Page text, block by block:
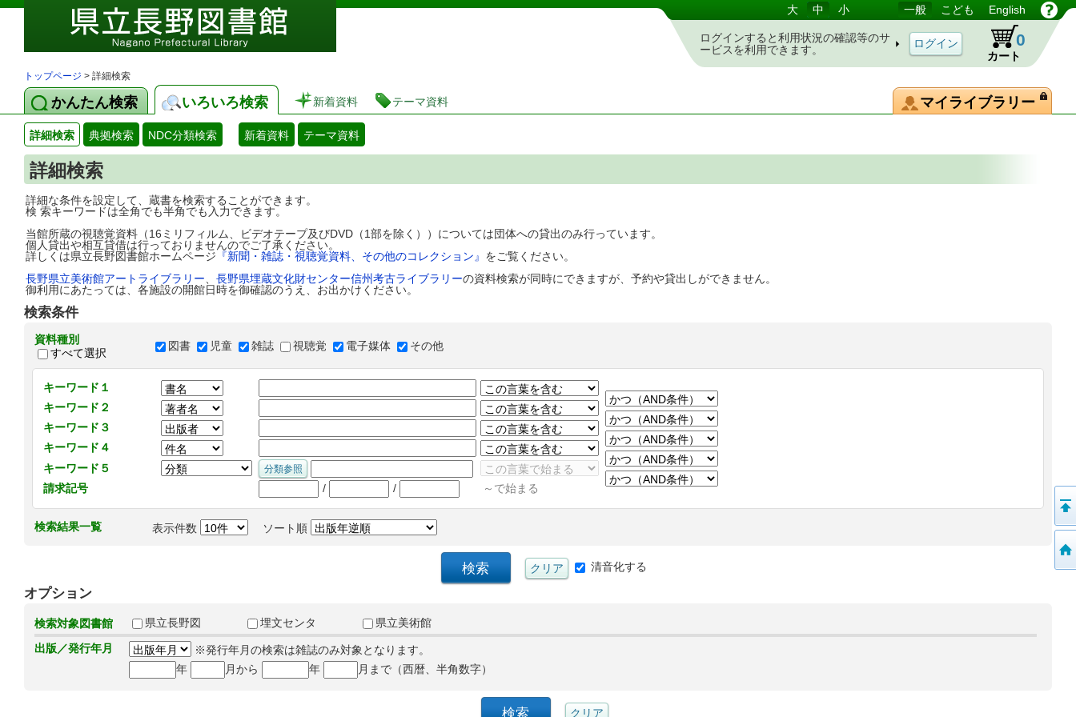
図書館 蔵書検索・予約システム 大 中 小 一般 こども English
ログインすると利用状況の確認等のサ
ービスを利用できます。
カート
0
トップページ > 詳細検索
かんたん検索 いろいろ検索 新着資料 テーマ資料 マイライブラリー
詳細検索 典拠検索 NDC分類検索 新着資料 テーマ資料
詳細検索
詳細な条件を設定して、蔵書を検索することができます。
検 索キーワードは全角でも半角でも入力できます。
当館所蔵の視聴覚資料（16ミリフィルム、ビデオテープ及びDVD（1部を除く））については団体への貸出のみ行っています。
個人貸出や相互貸借は行っておりませんのでご了承ください。
詳しくは県立長野図書館ホームページ 『新聞・雑誌・視聴覚資料、その他のコレクション』 をご覧ください。
長野県立美術館アートライブラリー
長野県埋蔵文化財センター信州考古ライブラリーの資料検索が同時にできますが、予約や貸出しができません。
御利用にあたっては、各施設の開館日時を御確認のうえ、お出かけください。
検索条件
資料種別
すべて選択
図書 児童 雑誌 視聴覚 電子媒体 その他
キーワード１
キーワード２
キーワード３
キーワード４
キーワード５
請求記号
/ / ～で始まる
検索結果一覧 表示件数 ソート順
清音化する
オプション
検索対象図書館 県立長野図 埋文センタ
県立美術館
出版／発行年月
※発行年月の検索は雑誌のみ対象となります。
年
月から 年 月まで（西暦、半角数字）